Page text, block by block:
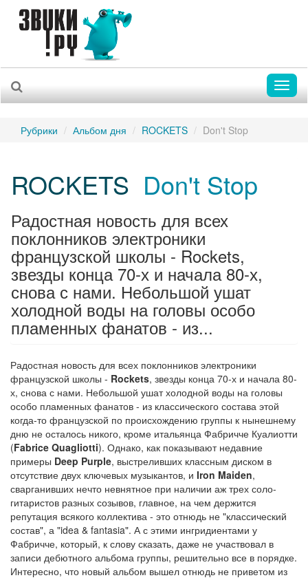
Рубрики Альбом дня ROCKETS Don't Stop
ROCKETS Don't Stop
Радостная новость для всех
поклонников электроники
французской школы - Rockets,
звезды конца 70-х и начала 80-х,
снова с нами. Небольшой ушат
холодной воды на головы особо
пламенных фанатов - из...
Радостная новость для всех поклонников электроники
французской школы - Rockets, звезды конца 70-х и начала 80-
х, снова с нами. Небольшой ушат холодной воды на головы
особо пламенных фанатов - из классического состава этой
когда-то французской по происхождению группы к нынешнему
дню не осталось никого, кроме итальянца Фабричче Куалиотти
(Fabrice Quagliotti). Однако, как показывают недавние
примеры Deep Purple, выстреливших классным диском в
отсутствие двух ключевых музыкантов, и Iron Maiden,
сварганивших нечто невнятное при наличии аж трех соло-
гитаристов разных созывов, главное, на чем держится
репутация всякого коллектива - это отнюдь не "классический
состав", а "idea & fantasia". А с этими ингридиентами у
Фабричче, который, к слову сказать, даже не участвовал в
записи дебютного альбома группы, решительно все в порядке.
Интересно, что новый альбом вышел отнюдь не приветом из